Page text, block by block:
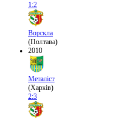
1:2
Ворскла
(Полтава)
2010
Металіст
(Харків)
2:3